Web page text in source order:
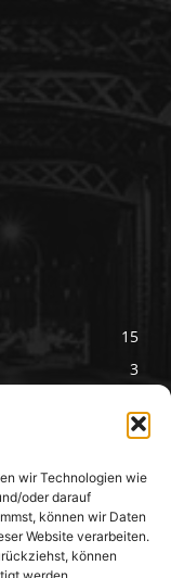
wir Technologien wie
oder darauf
können wir Daten
Website verarbeiten.
können
15
3
Pilzseite
Seltene Pilze aus
Mainfranken und
Deutschland